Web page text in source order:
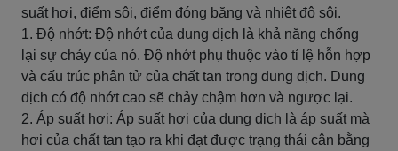
suất hơi, điểm sôi, điểm đóng băng và nhiệt độ sôi.
1. Độ nhớt: Độ nhớt của dung dịch là khả năng chống
lại sự chảy của nó. Độ nhớt phụ thuộc vào tỉ lệ hỗn hợp
và cấu trúc phân tử của chất tan trong dung dịch. Dung
dịch có độ nhớt cao sẽ chảy chậm hơn và ngược lại.
2. Áp suất hơi: Áp suất hơi của dung dịch là áp suất mà
hơi của chất tan tạo ra khi đạt được trạng thái cân bằng